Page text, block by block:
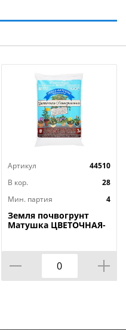
Артикул
44510
В кор.
28
Мин. партия
4
Земля почвогрунт
Матушка ЦВЕТОЧНАЯ-